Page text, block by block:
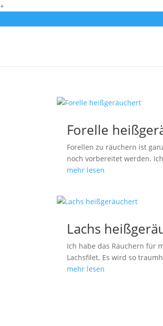
+
Forelle
Forellen zu räuchern ist
noch vorbereitet werden.
mehr lesen
Lachs
Ich habe das Räuchern für
Lachsfilet. Es wird so
mehr lesen